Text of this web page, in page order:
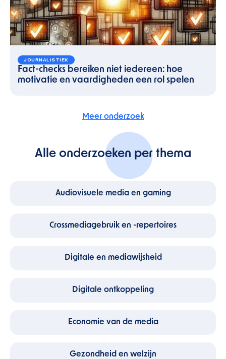
JOURNALISTIEK
Fact-checks bereiken niet iedereen: hoe
motivatie en vaardigheden een rol spelen
Meer onderzoek
Alle onderzoeken per thema
Audiovisuele media en gaming
Crossmediagebruik en -repertoires
Digitale en mediawijsheid
Digitale ontkoppeling
Economie van de media
Gezondheid en welzijn